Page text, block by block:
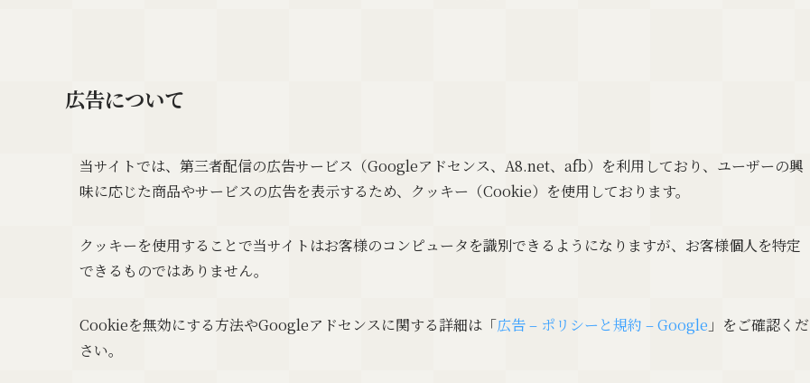
広告について
当サイトでは、第三者配信の広告サービス（Googleアドセンス、A8.net、afb）を利用しており、ユーザーの興
味に応じた商品やサービスの広告を表示するため、クッキー（Cookie）を使用しております。
クッキーを使用することで当サイトはお客様のコンピュータを識別できるようになりますが、お客様個人を特定
できるものではありません。
Cookieを無効にする方法やGoogleアドセンスに関する詳細は「広告 – ポリシーと規約 – Google 」をご確認くだ
さい。